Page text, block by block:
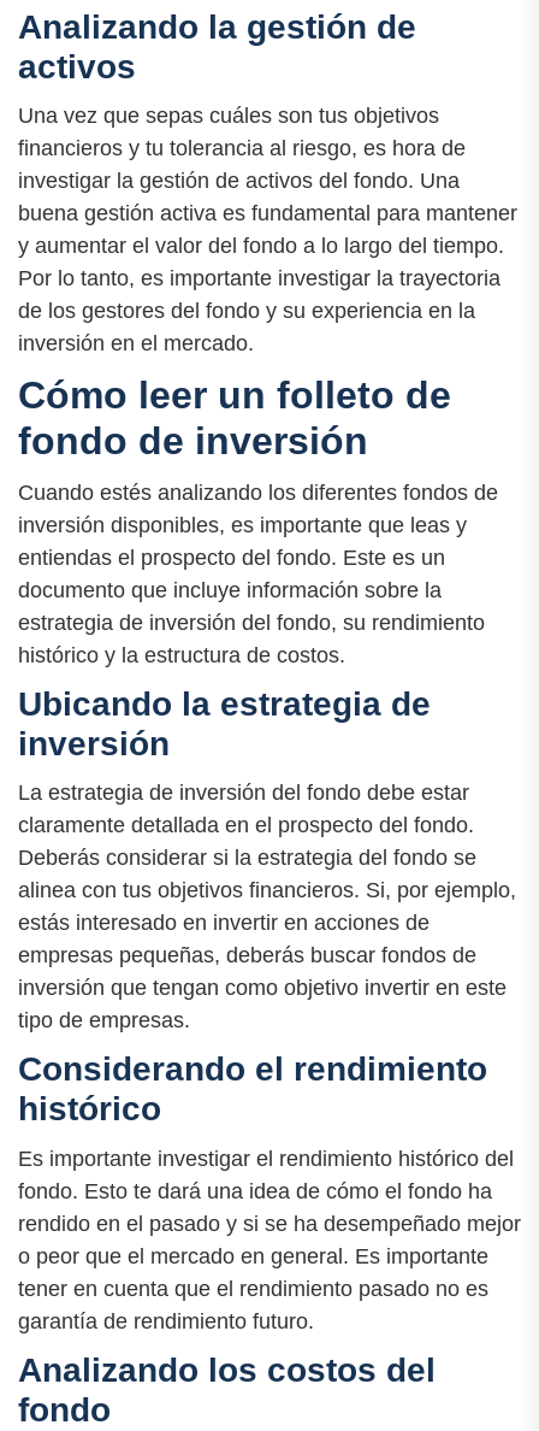
Analizando la gestión de
activos
Una vez que sepas cuáles son tus objetivos
financieros y tu tolerancia al riesgo, es hora de
investigar la gestión de activos del fondo. Una
buena gestión activa es fundamental para mantener
y aumentar el valor del fondo a lo largo del tiempo.
Por lo tanto, es importante investigar la trayectoria
de los gestores del fondo y su experiencia en la
inversión en el mercado.
Cómo leer un folleto de
fondo de inversión
Cuando estés analizando los diferentes fondos de
inversión disponibles, es importante que leas y
entiendas el prospecto del fondo. Este es un
documento que incluye información sobre la
estrategia de inversión del fondo, su rendimiento
histórico y la estructura de costos.
Ubicando la estrategia de
inversión
La estrategia de inversión del fondo debe estar
claramente detallada en el prospecto del fondo.
Deberás considerar si la estrategia del fondo se
alinea con tus objetivos financieros. Si, por ejemplo,
estás interesado en invertir en acciones de
empresas pequeñas, deberás buscar fondos de
inversión que tengan como objetivo invertir en este
tipo de empresas.
Considerando el rendimiento
histórico
Es importante investigar el rendimiento histórico del
fondo. Esto te dará una idea de cómo el fondo ha
rendido en el pasado y si se ha desempeñado mejor
o peor que el mercado en general. Es importante
tener en cuenta que el rendimiento pasado no es
garantía de rendimiento futuro.
Analizando los costos del
fondo